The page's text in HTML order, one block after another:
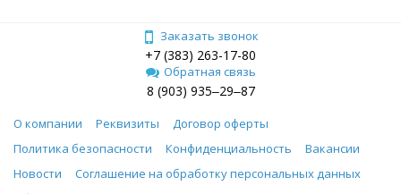
Заказать звонок
+7 (383) 263-17-80
Обратная связь
8 (903) 935‒29‒87
О компании Реквизиты
Договор оферты
Политика безопасности
Конфиденциальность
Вакансии
Новости
Соглашение на обработку персональных данных